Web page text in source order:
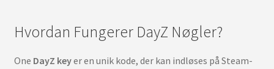
Hvordan Fungerer DayZ Nøgler?
One DayZ keyer en unik kode, der kan indløses på Steam-